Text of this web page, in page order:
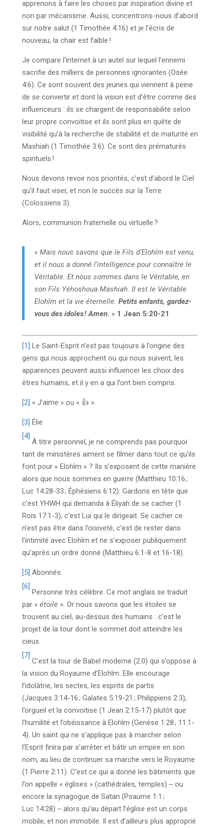
apprenons à faire les choses par inspiration divine et
non par mécanisme. Aussi, concentrons-nous d’abord
sur notre salut (1 Timothée 4:16) et je l’écris de
nouveau, la chair est faible !
Je compare l’internet à un autel sur lequel l’ennemi
sacrifie des milliers de personnes ignorantes (Osée
4:6). Ce sont souvent des jeunes qui viennent à peine
de se convertir et dont la vision est d’être comme des
influenceurs : ils se chargent de responsabilité selon
leur propre convoitise et ils sont plus en quête de
visibilité qu’à la recherche de stabilité et de maturité en
Mashiah (1 Timothée 3:6). Ce sont des prématurés
spirituels !
Nous devons revoir nos priorités, c’est d’abord le Ciel
qu’il faut viser, et non le succès sur la Terre
(Colossiens 3).
Alors, communion fraternelle ou virtuelle ?
« Mais nous savons que le Fils d’Elohîm est venu,
et il nous a donné l’intelligence pour connaître le
Véritable. Et nous sommes dans le Véritable, en
son Fils Yéhoshoua Mashiah. Il est le Véritable
Elohîm et la vie éternelle. Petits enfants, gardez-
vous des idoles ! Amen. » 1 Jean 5:20-21
[1] Le Saint-Esprit n’est pas toujours à l’origine des
gens qui nous approchent ou qui nous suivent, les
apparences peuvent aussi influencer les choix des
êtres humains, et il y en a qui l’ont bien compris.
[2] « J’aime » ou « 👍 ».
[3] Élie
[4]
À titre personnel, je ne comprends pas pourquoi
tant de ministères aiment se filmer dans tout ce qu’ils
font pour « Elohîm » ? Ils s’exposent de cette manière
alors que nous sommes en guerre (Matthieu 10:16 ;
Luc 14:28-33 ; Éphésiens 6:12). Gardons en tête que
c’est YHWH qui demanda à Éliyah de se cacher (1
Rois 17:1-3), c’est Lui qui le dirigeait. Se cacher ce
n’est pas être dans l’oisiveté, c’est de rester dans
l’intimité avec Elohîm et ne s’exposer publiquement
qu’après un ordre donné (Matthieu 6:1-8 et 16-18).
[5] Abonnés
[6]
Personne très célèbre. Ce mot anglais se traduit
par « étoile ». Or nous savons que les étoiles se
trouvent au ciel, au-dessus des humains : c’est le
projet de la tour dont le sommet doit atteindre les
cieux.
[7]
C’est la tour de Babel moderne (2.0) qui s’oppose à
la vision du Royaume d’Elohîm. Elle encourage
l’idolâtrie, les sectes, les esprits de partis
(Jacques 3:14-16 ; Galates 5:19-21 ; Philippiens 2:3),
l’orgueil et la convoitise (1 Jean 2:15-17) plutôt que
l’humilité et l’obéissance à Elohîm (Genèse 1:28 ; 11:1-
4). Un saint qui ne s’applique pas à marcher selon
l’Esprit finira par s’arrêter et bâtir un empire en son
nom, au lieu de continuer sa marche vers le Royaume
(1 Pierre 2:11). C’est ce qui a donné les bâtiments que
l’on appelle « églises » (cathédrales, temples) ‒ ou
encore la synagogue de Satan (Psaume 1:1 ;
Luc 14:28) ‒ alors qu’au départ l’église est un corps
mobile, et non immobile. Il est d’ailleurs plus approprié